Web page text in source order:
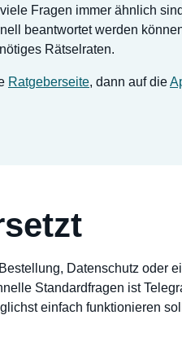
Fragen immer ähnlich
beantwortet werden
Rätselraten.
Ratgeberseite, dann auf die
Datenschutz oder
Standardfragen ist
einfach funktionieren